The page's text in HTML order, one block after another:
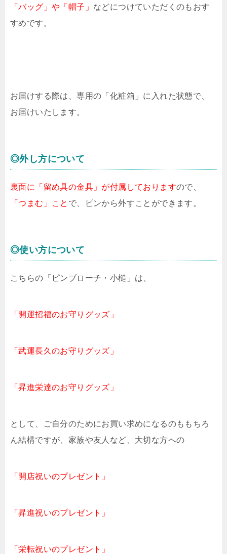
「バッグ」や「帽子」 などにつけていただくのもおす
すめです。
お届けする際は、専用の「化粧箱」に入れた状態で、
お届けいたします。
◎外し方について
裏面に「留め具の金具」が付属しておりますので、
「つまむ」こと で、ピンから外すことができます。
◎使い方について
こちらの「ピンブローチ・小槌」は、
「開運招福のお守りグッズ」
「武運長久のお守りグッズ」
「昇進栄達のお守りグッズ」
として、ご自分のためにお買い求めになるのももちろ
ん結構ですが、家族や友人など、大切な方への
「開店祝いのプレゼント」
「昇進祝いのプレゼント」
「栄転祝いのプレゼント」